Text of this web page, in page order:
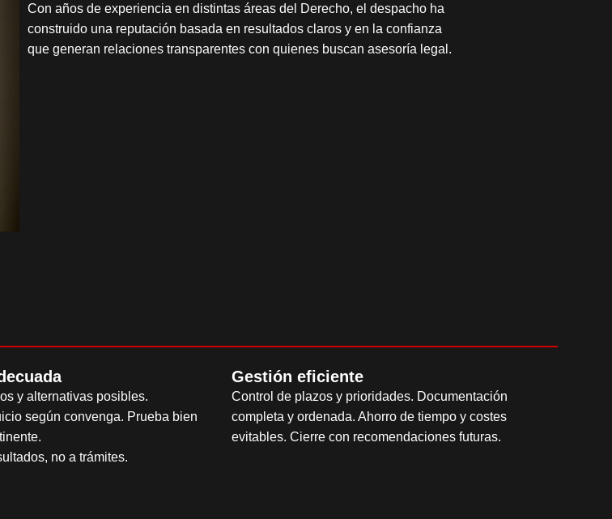
Con años de experiencia en distintas áreas del Derecho, el despacho ha
construido una reputación basada en resultados claros y en la confianza
que generan relaciones transparentes con quienes buscan asesoría legal.
y alternativas posibles.
según convenga. Prueba bien
no a trámites.
Gestión eficiente
Control de plazos y prioridades. Documentación
completa y ordenada. Ahorro de tiempo y costes
evitables. Cierre con recomendaciones futuras.